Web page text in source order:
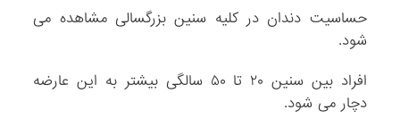
حساسیت دندان در کلیه سنین بزرگسالی مشاهده می
شود.
افراد بین سنین ۲۰ تا ۵۰ سالگی بیشتر به این عارضه
دچار می شود.